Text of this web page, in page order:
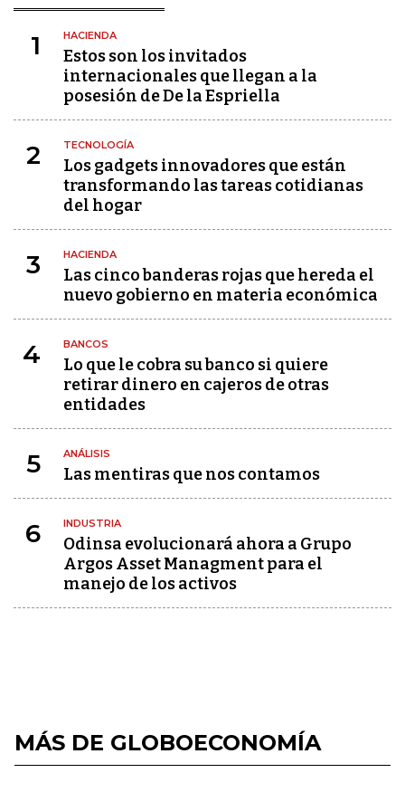
1 HACIENDA
Estos son los invitados
internacionales que llegan a la
posesión de De la Espriella
2 TECNOLOGÍA
Los gadgets innovadores que están
transformando las tareas cotidianas
del hogar
3 HACIENDA
Las cinco banderas rojas que hereda el
nuevo gobierno en materia económica
4 BANCOS
Lo que le cobra su banco si quiere
retirar dinero en cajeros de otras
entidades
5 ANÁLISIS
Las mentiras que nos contamos
6 INDUSTRIA
Odinsa evolucionará ahora a Grupo
Argos Asset Managment para el
manejo de los activos
MÁS DE GLOBOECONOMÍA